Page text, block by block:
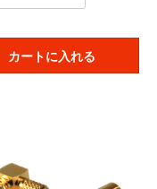
カートに入れる